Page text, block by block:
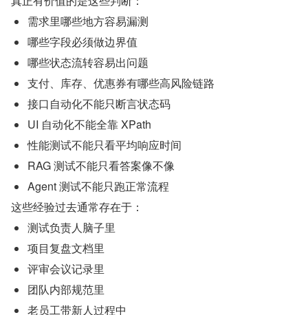
需求里哪些地方容易漏测
哪些字段必须做边界值
哪些状态流转容易出问题
支付、库存、优惠券有哪些高风险链路
接口自动化不能只断言状态码
UI 自动化不能全靠 XPath
性能测试不能只看平均响应时间
RAG 测试不能只看答案像不像
Agent 测试不能只跑正常流程
这些经验过去通常存在于：
测试负责人脑子里
项目复盘文档里
评审会议记录里
团队内部规范里
老员工带新人过程中